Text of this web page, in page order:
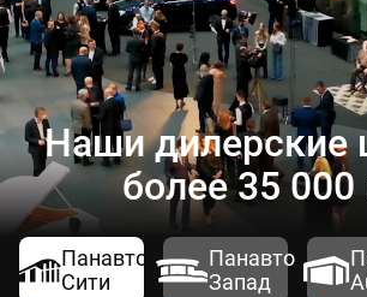
Наши дилерские
более 35
Панавто
Сити
Панавто
Запад